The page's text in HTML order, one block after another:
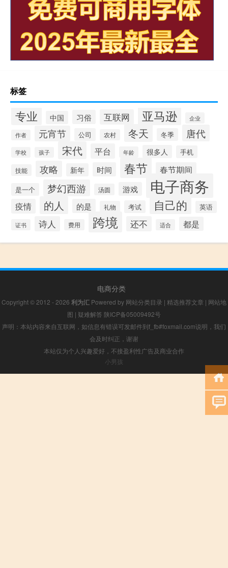
标签
专业 中国 习俗 互联网 亚马逊 企业
作者 元宵节 公司 农村 冬天 冬季 唐代
学校 孩子 宋代 平台 年龄 很多人 手机
技能 攻略 新年 时间 春节 春节期间
是一个 梦幻西游 汤圆 游戏 电子商务
疫情 的人 的是 礼物 考试 自己的 英语
证书 诗人 费用 跨境 还不 适合 都是
电商分类
Copyright © 2012 - 2026 利为汇 Powered by 网站分类目录 | 精选推荐文章 | 网站地
图 | 疑难解答 陕ICP备05009492号
声明：本站内容来自互联网，如信息有错误可发邮件到f_fb#foxmail.com说明，我们
会及时纠正，谢谢
本站仅为个人兴趣爱好，不接盈利性广告及商业合作
小男孩